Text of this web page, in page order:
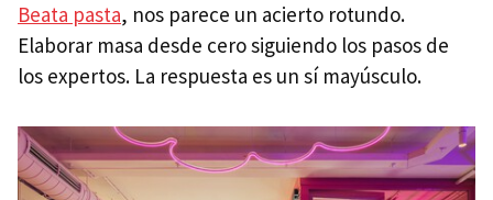
Beata pasta, nos parece un acierto rotundo.
Elaborar masa desde cero siguiendo los pasos de
los expertos. La respuesta es un sí mayúsculo.